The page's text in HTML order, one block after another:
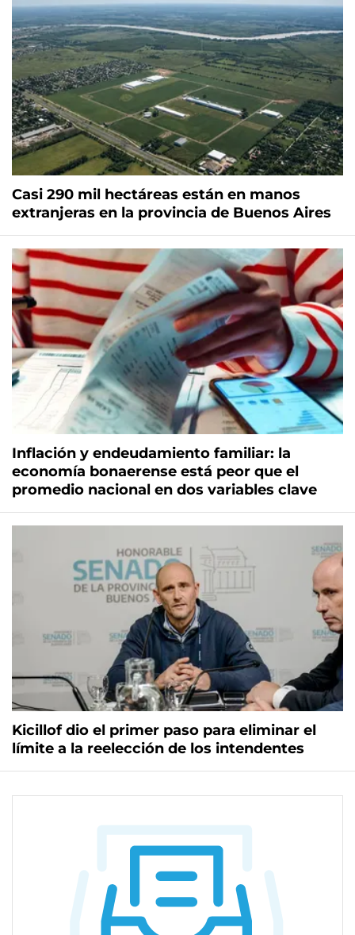
Casi 290 mil hectáreas están en manos
extranjeras en la provincia de Buenos Aires
Inflación y endeudamiento familiar: la
economía bonaerense está peor que el
promedio nacional en dos variables clave
Kicillof dio el primer paso para eliminar el
límite a la reelección de los intendentes